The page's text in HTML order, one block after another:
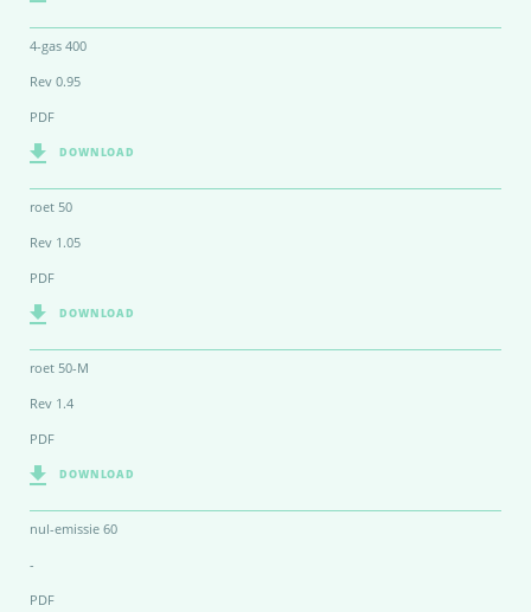
4-gas 400
Rev 0.95
PDF
DOWNLOAD
roet 50
Rev 1.05
PDF
DOWNLOAD
roet 50-M
Rev 1.4
PDF
DOWNLOAD
nul-emissie 60
-
PDF